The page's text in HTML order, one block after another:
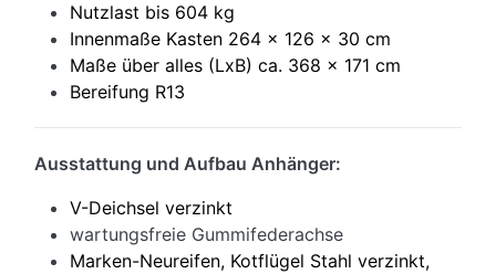
Nutzlast bis 604 kg
Innenmaße Kasten 264 x 126 x 30 cm
Maße über alles (LxB) ca. 368 x 171 cm
Bereifung R13
Ausstattung und Aufbau Anhänger:
V-Deichsel verzinkt
wartungsfreie Gummifederachse
Marken-Neureifen, Kotflügel Stahl verzinkt,